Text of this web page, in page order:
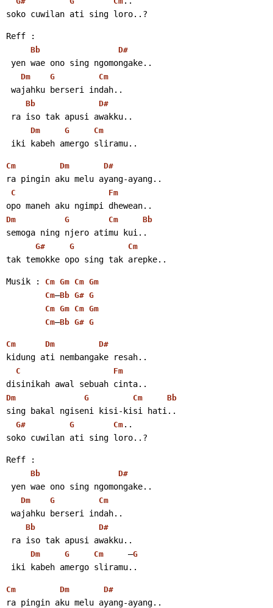
soko cuwilan ati sing loro..?
Reff :
Bb D#
yen wae ono sing ngomongake..
Dm G Cm
wajahku berseri indah..
Bb D#
ra iso tak apusi awakku..
Dm G Cm
iki kabeh amergo sliramu..
Cm Dm D#
ra pingin aku melu ayang-ayang..
C Fm
opo maneh aku ngimpi dhewean..
Dm G Cm Bb
semoga ning njero atimu kui..
G# G Cm
tak temokke opo sing tak arepke..
Musik : Cm Gm Cm Gm
Cm–Bb G# G
Cm Gm Cm Gm
Cm–Bb G# G
Cm Dm D#
kidung ati nembangake resah..
C Fm
disinikah awal sebuah cinta..
Dm G Cm Bb
sing bakal ngiseni kisi-kisi hati..
G# G Cm ..
soko cuwilan ati sing loro..?
Reff :
Bb D#
yen wae ono sing ngomongake..
Dm G Cm
wajahku berseri indah..
Bb D#
ra iso tak apusi awakku..
Dm G Cm
     –
G
iki kabeh amergo sliramu..
Cm Dm D#
ra pingin aku melu ayang-ayang..